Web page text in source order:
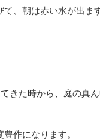
て、朝は赤い水が出ます
た時から、庭の真ん
作になります。